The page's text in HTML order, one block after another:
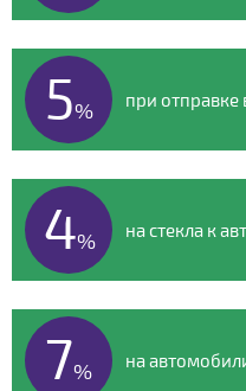
5% при
4% на стекла к
7% на